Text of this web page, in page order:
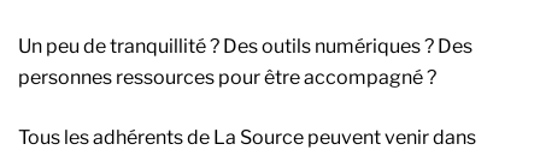
Un peu de tranquillité ? Des outils numériques ? Des
personnes ressources pour être accompagné ?
Tous les adhérents de La Source peuvent venir dans